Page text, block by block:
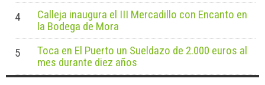
4
Calleja inaugura el III Mercadillo con Encanto en
la Bodega de Mora
5
Toca en El Puerto un Sueldazo de 2.000 euros al
mes durante diez años